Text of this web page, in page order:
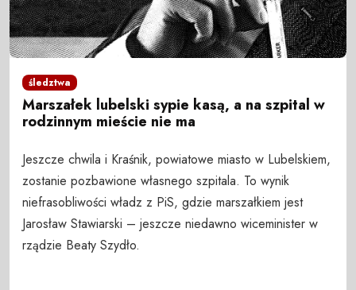
śledztwa
Marszałek lubelski sypie kasą, a na szpital w
rodzinnym mieście nie ma
Jeszcze chwila i Kraśnik, powiatowe miasto w Lubelskiem,
zostanie pozbawione własnego szpitala. To wynik
niefrasobliwości władz z PiS, gdzie marszałkiem jest
Jarosław Stawiarski – jeszcze niedawno wiceminister w
rządzie Beaty Szydło.